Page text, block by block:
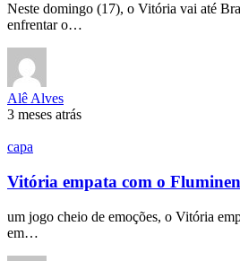
Neste domingo (17), o Vitória vai até
enfrentar o…
Alê Alves
3 meses atrás
capa
Vitória empata com o
um jogo cheio de emoções, o Vitória
em…